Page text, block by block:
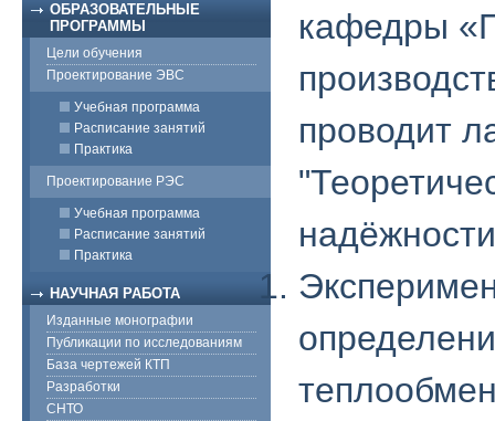
ОБРАЗОВАТЕЛЬНЫЕ
ПРОГРАММЫ
Цели обучения
Проектирование ЭВС
Учебная программа
Расписание занятий
Практика
Проектирование РЭС
Учебная программа
Расписание занятий
Практика
НАУЧНАЯ РАБОТА
Изданные монографии
Публикации по исследованиям
База чертежей КТП
Разработки
СНТО
кафедры
проводит